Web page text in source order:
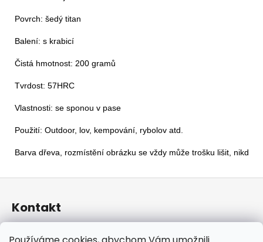
Povrch: šedý titan
Balení: s krabicí
Čistá hmotnost: 200 gramů
Tvrdost: 57HRC
Vlastnosti: se sponou v pase
Použití: Outdoor, lov, kempování, rybolov atd.
Barva dřeva, rozmístění obrázku se vždy může trošku lišit, nikdy
p
a
Kontakt